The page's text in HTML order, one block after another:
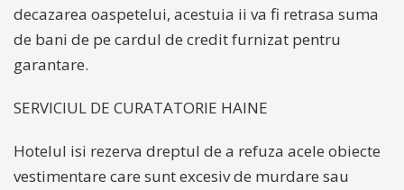
decazarea oaspetelui, acestuia ii va fi retrasa suma
de bani de pe cardul de credit furnizat pentru
garantare.
SERVICIUL DE CURATATORIE HAINE
Hotelul isi rezerva dreptul de a refuza acele obiecte
vestimentare care sunt excesiv de murdare sau